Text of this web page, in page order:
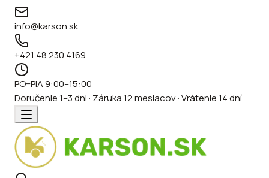
info@karson.sk
+421 48 230 4169
PO–PIA 9:00–15:00
Doručenie 1–3 dni · Záruka 12 mesiacov · Vrátenie 14 dní